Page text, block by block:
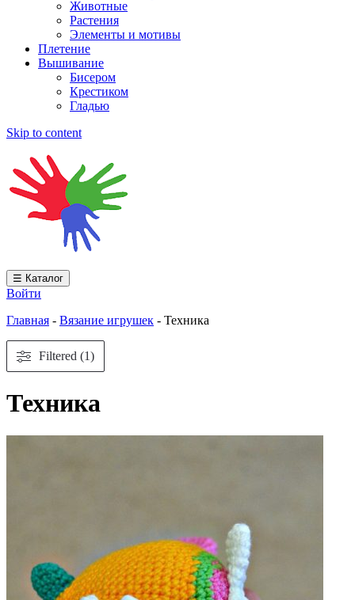
Животные
Растения
Элементы и мотивы
Плетение
Вышивание
Бисером
Крестиком
Гладью
Skip to content
☰ Каталог
Войти
Главная - Вязание игрушек - Техника
Filtered (1)
Техника